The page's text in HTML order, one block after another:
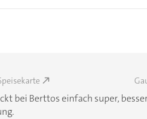
bei Berttos einfach super,